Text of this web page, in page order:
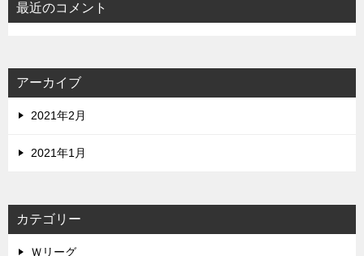
最近のコメント
アーカイブ
2021年2月
2021年1月
カテゴリー
Ｗリーグ